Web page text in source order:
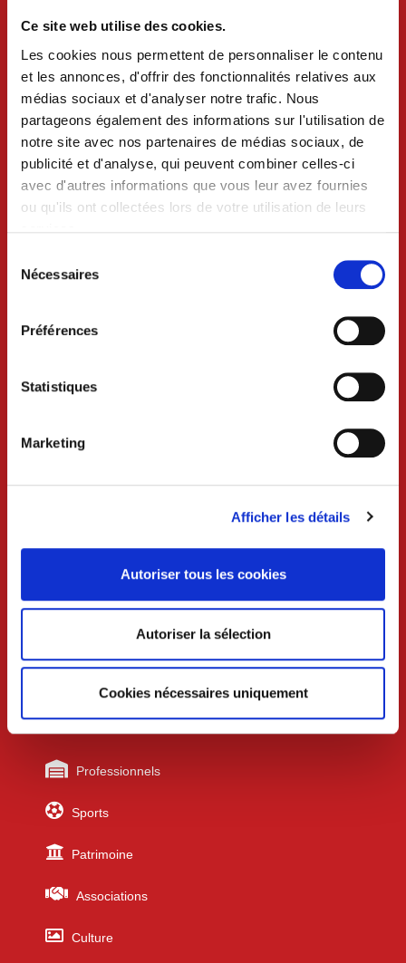
Ce site web utilise des cookies.
Les cookies nous permettent de personnaliser le contenu
et les annonces, d'offrir des fonctionnalités relatives aux
médias sociaux et d'analyser notre trafic. Nous
partageons également des informations sur l'utilisation de
notre site avec nos partenaires de médias sociaux, de
publicité et d'analyse, qui peuvent combiner celles-ci
avec d'autres informations que vous leur avez fournies
ou qu'ils ont collectées lors de votre utilisation de leurs
consentement
Nécessaires
Préférences
Statistiques
Marketing
Afficher les détails
Autoriser tous les cookies
Autoriser la sélection
Cookies nécessaires uniquement
02 43 06 13 09
Vendredi 8h30-12h et 13h30-17h
Lundi au mercredi 8h30-12h et 13h30-17h30
Jeudi 8h30-12h
Urbanisme
Professionnels
Sports
Patrimoine
Associations
Culture